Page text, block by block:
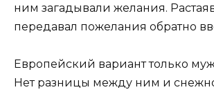
ним загадывали желания.
передавал пожелания обратно
Европейский вариант только
Нет разницы между ним и